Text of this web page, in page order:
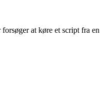
at køre et script fra